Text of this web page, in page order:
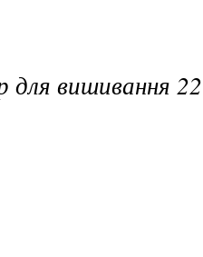
для вишивання